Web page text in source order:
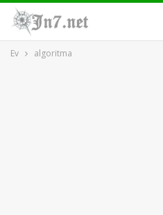
Ev algoritma